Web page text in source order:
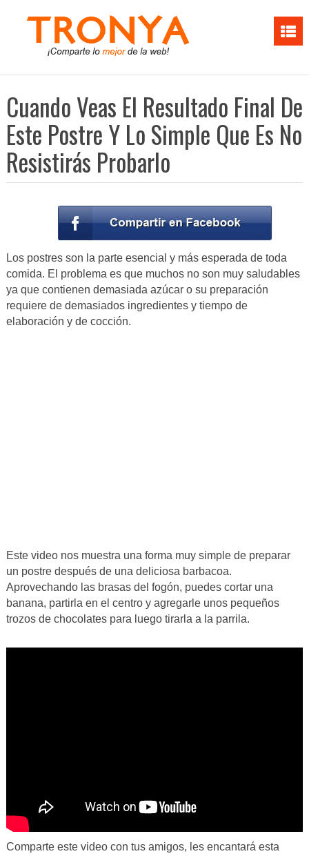
Cuando Veas El Resultado Final De
Este Postre Y Lo Simple Que Es No
Resistirás Probarlo
Los postres son la parte esencial y más esperada de toda
comida. El problema es que muchos no son muy saludables
ya que contienen demasiada azúcar o su preparación
requiere de demasiados ingredientes y tiempo de
elaboración y de cocción.
Este video nos muestra una forma muy simple de preparar
un postre después de una deliciosa barbacoa.
Aprovechando las brasas del fogón, puedes cortar una
banana, partirla en el centro y agregarle unos pequeños
trozos de chocolates para luego tirarla a la parrila.
Comparte este video con tus amigos, les encantará esta